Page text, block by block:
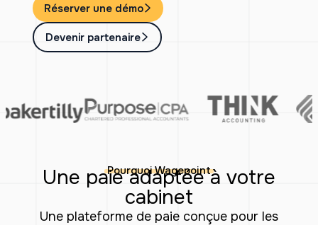
Réserver une démo
Devenir partenaire
Pourquoi Wagepoint
Une paie adaptée à votre
cabinet
Une plateforme de paie conçue pour les